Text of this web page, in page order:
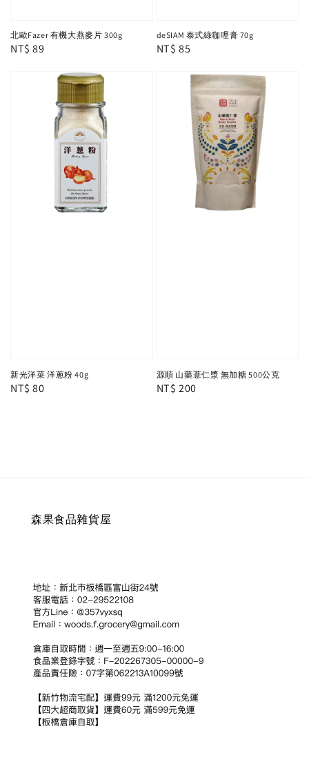
北歐Fazer 有機大燕麥片 300g
Regular
NT$ 89
deSIAM 泰式綠咖哩膏 70g
Regular
NT$ 85
新光洋菜 洋蔥粉 40g
Regular
NT$ 80
源順 山藥薏仁漿 無加糖 500公克
Regular
NT$ 200
森果食品雜貨屋